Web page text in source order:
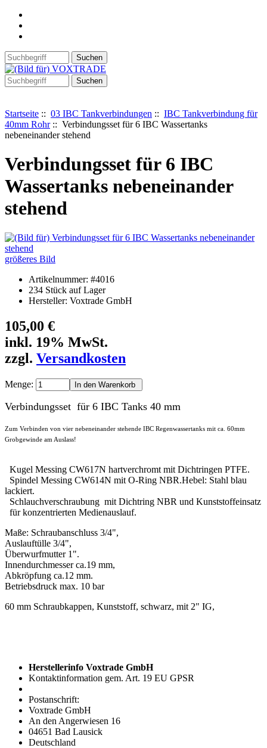
Startseite :: 03 IBC Tankverbindungen :: IBC Tankverbindung für
40mm Rohr:: Verbindungsset für 6 IBC Wassertanks
nebeneinander stehend
Verbindungsset für 6 IBC
Wassertanks nebeneinander
stehend
größeres Bild
Artikelnummer: #4016
234 Stück auf Lager
Hersteller: Voxtrade GmbH
105,00 €
inkl. 19% MwSt.
zzgl. Versandkosten
Menge:
Verbindungsset für 6 IBC Tanks 40 mm
Zum Verbinden von vier nebeneinander stehende IBC Regenwassertanks mit ca. 60mm
Grobgewinde am Auslass!
Kugel Messing CW617N hartverchromt mit Dichtringen PTFE.
Spindel Messing CW614N mit O-Ring NBR.Hebel: Stahl blau
lackiert.
Schlauchverschraubung mit Dichtring NBR und Kunststoffeinsatz
für konzentrierten Medienauslauf.
Maße: Schraubanschluss 3/4",
Auslauftülle 3/4",
Überwurfmutter 1".
Innendurchmesser ca.19 mm,
Abkröpfung ca.12 mm.
Betriebsdruck max. 10 bar
60 mm Schraubkappen, Kunststoff, schwarz, mit 2" IG,
Herstellerinfo Voxtrade GmbH
Kontaktinformation gem. Art. 19 EU GPSR
Postanschrift:
Voxtrade GmbH
An den Angerwiesen 16
04651 Bad Lausick
Deutschland